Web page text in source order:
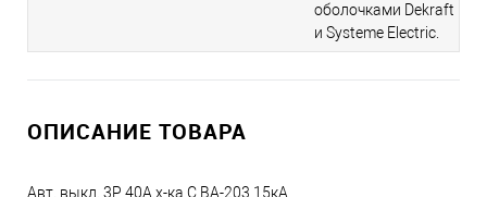
оболочками Dekraft
и Systeme Electric.
ОПИСАНИЕ ТОВАРА
Авт. выкл. 3P 40A х-ка C ВА-203 15кА